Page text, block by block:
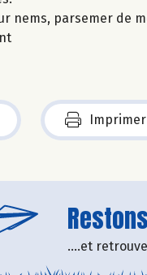
nems, parsemer de
....et